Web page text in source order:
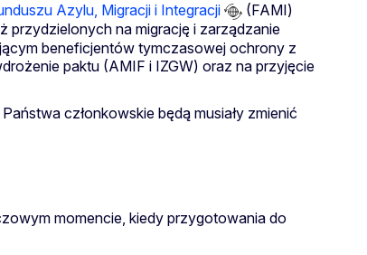
Azylu, Migracji i Integracji
(FAMI)
przydzielonych na migrację i zarządzanie
beneficjentów tymczasowej ochrony z
paktu (AMIF i IZGW) oraz na przyjęcie
członkowskie będą musiały zmienić
momencie, kiedy przygotowania do